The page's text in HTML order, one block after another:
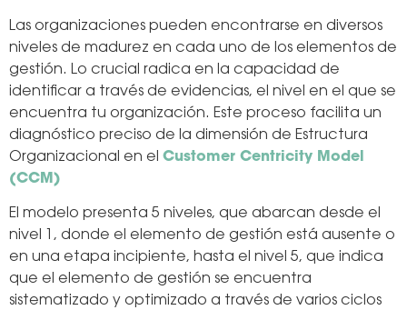
Las organizaciones pueden encontrarse en diversos
niveles de madurez en cada uno de los elementos de
gestión. Lo crucial radica en la capacidad de
identificar a través de evidencias, el nivel en el que se
encuentra tu organización. Este proceso facilita un
diagnóstico preciso de la dimensión de Estructura
Organizacional en el Customer Centricity Model
(CCM)
El modelo presenta 5 niveles, que abarcan desde el
nivel 1, donde el elemento de gestión está ausente o
en una etapa incipiente, hasta el nivel 5, que indica
que el elemento de gestión se encuentra
sistematizado y optimizado a través de varios ciclos